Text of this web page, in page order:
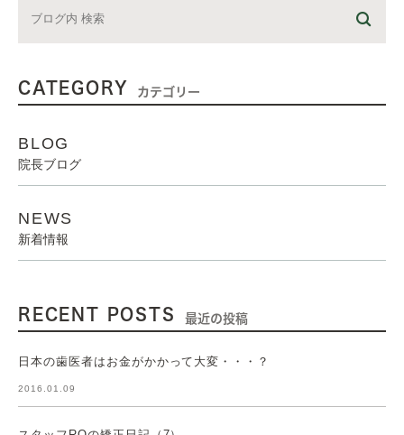
CATEGORY カテゴリー
BLOG
院長ブログ
NEWS
新着情報
RECENT POSTS 最近の投稿
日本の歯医者はお金がかかって大変・・・？
2016.01.09